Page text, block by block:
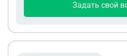
Задать свой